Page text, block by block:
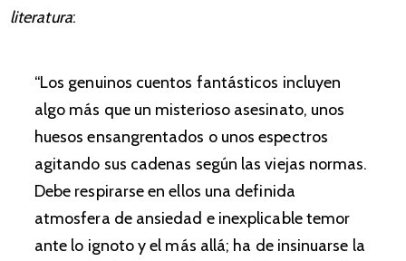
literatura:
“Los genuinos cuentos fantásticos incluyen
algo más que un misterioso asesinato, unos
huesos ensangrentados o unos espectros
agitando sus cadenas según las viejas normas.
Debe respirarse en ellos una definida
atmosfera de ansiedad e inexplicable temor
ante lo ignoto y el más allá; ha de insinuarse la